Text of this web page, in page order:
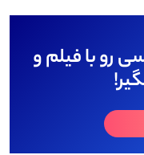
رو با فیلم و